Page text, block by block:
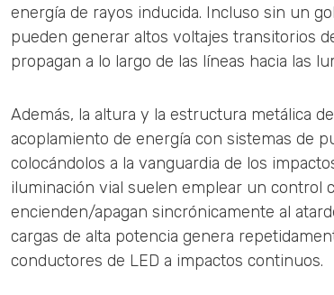
energía de rayos inducida. Incluso sin un
pueden generar altos voltajes transitorios
propagan a lo largo de las líneas hacia las
Además, la altura y la estructura metálica
acoplamiento de energía con sistemas de
colocándolos a la vanguardia de los
iluminación vial suelen emplear un control
encienden/apagan sincrónicamente al
cargas de alta potencia genera
conductores de LED a impactos continuos.